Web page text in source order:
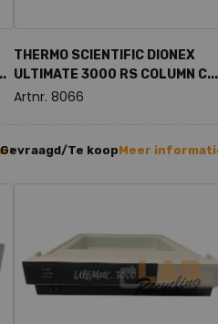
>
THERMO SCIENTIFIC DIONEX
ULTIMATE 3000 RS COLUMN C...
Artnr. 8066
Gevraagd/Te koopMeer